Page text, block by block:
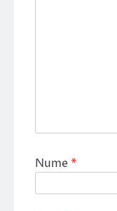
Nume*